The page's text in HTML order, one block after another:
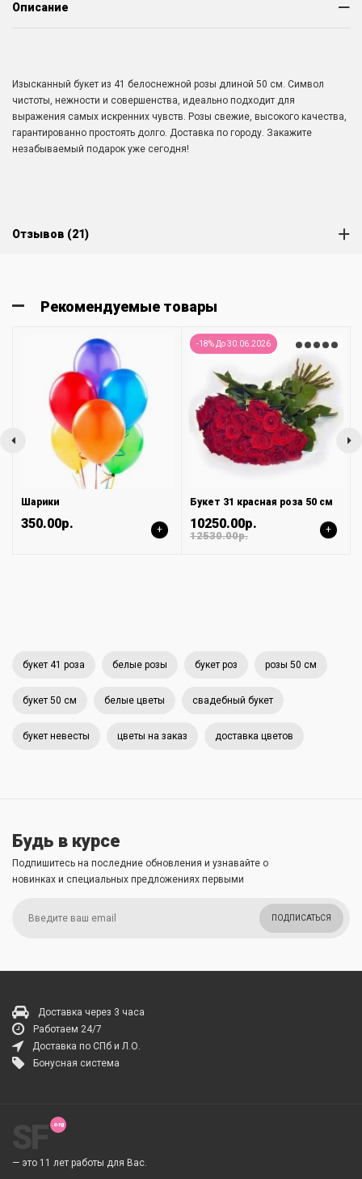
Описание
Изысканный букет из 41 белоснежной розы длиной 50 см. Символ
чистоты, нежности и совершенства, идеально подходит для
выражения самых искренних чувств. Розы свежие, высокого качества,
гарантированно простоять долго. Доставка по городу. Закажите
незабываемый подарок уже сегодня!
Отзывов (21)
Рекомендуемые товары
Шарики
350.00р. +
-18% До 30.06.2026
Букет 31 красная роза 50 см
10250.00р.
12530.00р. +
букет 41 роза белые розы букет роз розы 50 см
букет 50 см белые цветы свадебный букет
букет невесты цветы на заказ доставка цветов
Будь в курсе
Подпишитесь на последние обновления и узнавайте о
новинках и специальных предложениях первыми
ПОДПИСАТЬСЯ
Доставка через 3 часа
Работаем 24/7
Доставка по СПб и Л.О.
Бонусная система
— это 11 лет работы для Вас.